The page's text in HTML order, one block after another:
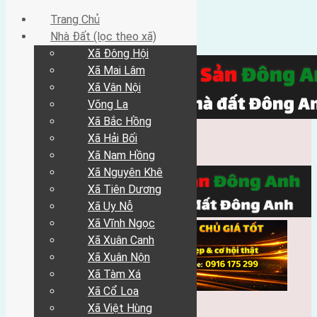
Trang Chủ
Trang Chủ
Nhà Đất (lọc theo xã)
Xã Đông Hội
Xã Mai Lâm
Xã Vân Nội
Võng La
Xã Bắc Hồng
Xã Hải Bối
Xã Nam Hồng
Xã Nguyên Khê
Xã Tiên Dương
Xã Uy Nỗ
Xã Vĩnh Ngọc
Xã Xuân Canh
Xã Xuân Nộn
Xã Tàm Xá
Xã Cổ Loa
Xã Việt Hùng